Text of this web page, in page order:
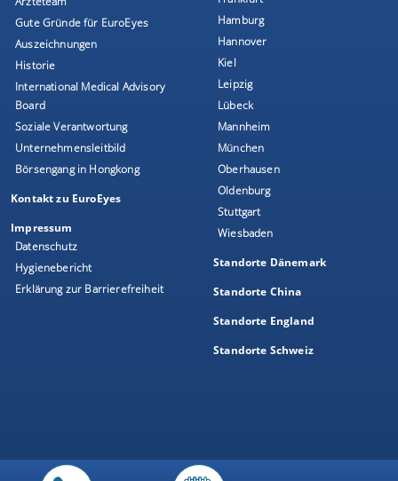
Gute Gründe für EuroEyes
Auszeichnungen
Historie
International Medical Advisory
Board
Soziale Verantwortung
Unternehmensleitbild
Börsengang in Hongkong
Kontakt zu EuroEyes
Impressum
Datenschutz
Hygienebericht
Erklärung zur Barrierefreiheit
Hamburg
Hannover
Kiel
Leipzig
Lübeck
Mannheim
München
Oberhausen
Oldenburg
Stuttgart
Wiesbaden
Standorte Dänemark
Standorte China
Standorte England
Standorte Schweiz